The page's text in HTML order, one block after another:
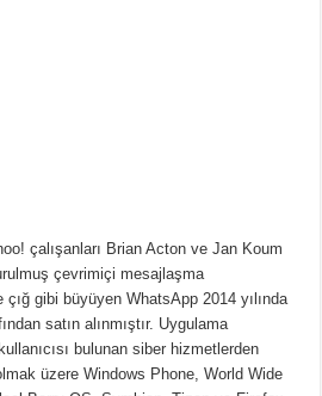
çalışanları Brian Acton ve Jan Koum
çevrimiçi mesajlaşma
çığ gibi büyüyen WhatsApp 2014 yılında
satın alınmıştır. Uygulama
bulunan siber hizmetlerden
üzere Windows Phone, World Wide